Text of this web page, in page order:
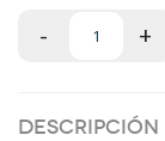
Descripción